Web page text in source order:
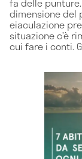
dimensione del
eiaculazione
situazione c’è
cui fare i conti.